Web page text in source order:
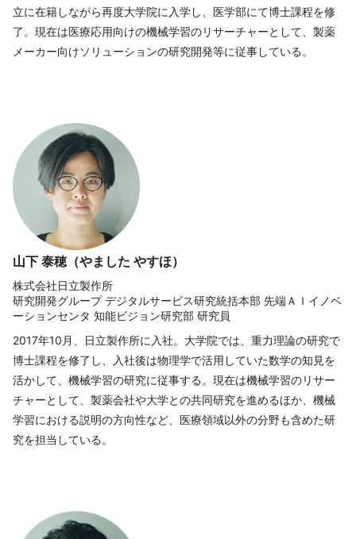
立に在籍しながら再度大学院に入学し、医学部にて博士課程を修
了。現在は医療応用向けの機械学習のリサーチャーとして、製薬
メーカー向けソリューションの研究開発等に従事している。
山下 泰穂（やました やすほ）
株式会社日立製作所
研究開発グループ デジタルサービス研究統括本部 先端ＡＩイノベ
ーションセンタ 知能ビジョン研究部 研究員
2017年10月、日立製作所に入社。大学院では、重力理論の研究で
博士課程を修了し、入社後は物理学で活用していた数学の知見を
活かして、機械学習の研究に従事する。現在は機械学習のリサー
チャーとして、製薬会社や大学との共同研究を進めるほか、機械
学習における説明の方向性など、医療領域以外の分野も含めた研
究を担当している。